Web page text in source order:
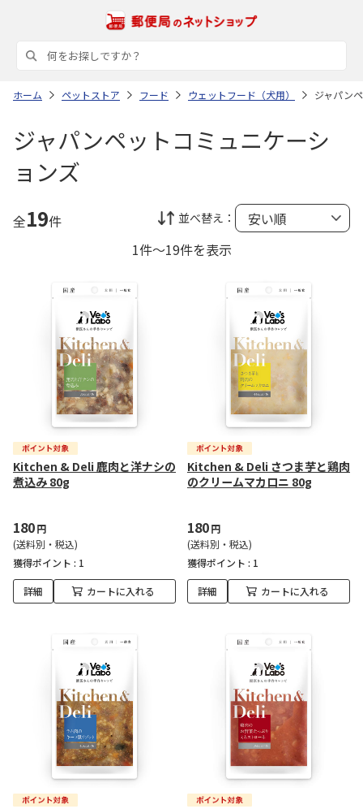
ホーム ペットストア フード ウェットフード（犬用） ジャパン
ジャパンペットコミュニケーシ
ョンズ
全19件 並べ替え：
1件～19件を表示
Kitchen & Deli 鹿肉と洋ナシの
煮込み 80g
180円
(送料別・税込)
獲得ポイント : 1
詳細 カートに入れる
Kitchen & Deli さつま芋と鶏肉
のクリームマカロニ 80g
180円
(送料別・税込)
獲得ポイント : 1
詳細 カートに入れる